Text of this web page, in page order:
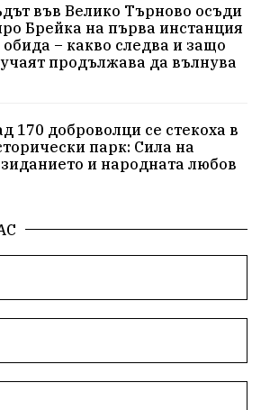
във Велико Търново осъди
Брейка на първа инстанция
обида – какво следва и защо
продължава да вълнува
170 доброволци се стекоха в
парк: Сила на
и народната любов